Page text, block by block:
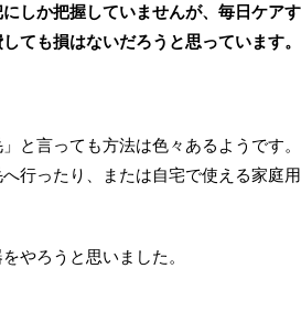
しか把握していませんが、毎日ケア
ても損はないだろうと思っています。
と言っても方法は色々あるようです
行ったり、または自宅で使える家庭
やろうと思いました。